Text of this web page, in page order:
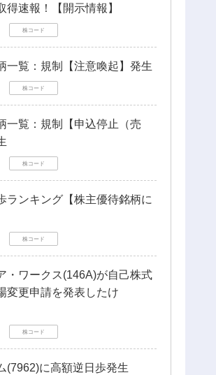
得速報！【開示情報】
株コード
一覧：規制【注意喚起】発生
株コード
一覧：規制【申込停止（売
株コード
ランキング【株主優待銘柄に
株コード
・ワークス(146A)が自己株式
変更申請を発表したけ
株コード
(7962)に高額逆日歩発生